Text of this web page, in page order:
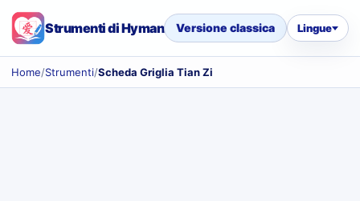
Strumenti di Hyman Versione classica Lingue
Home/Strumenti/Scheda Griglia Tian Zi